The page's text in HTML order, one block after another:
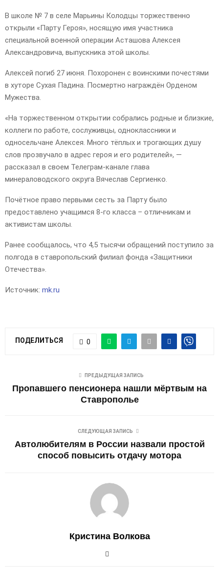
В школе № 7 в селе Марьины Колодцы торжественно
открыли «Парту Героя», носящую имя участника
специальной военной операции Асташова Алексея
Александровича, выпускника этой школы.
Алексей погиб 27 июня. Похоронен с воинскими почестями
в хуторе Сухая Падина. Посмертно награждён Орденом
Мужества.
«На торжественном открытии собрались родные и близкие,
коллеги по работе, сослуживцы, одноклассники и
односельчане Алексея. Много тёплых и трогающих душу
слов прозвучало в адрес героя и его родителей», —
рассказал в своем Телеграм-канале глава
минераловодского округа Вячеслав Сергиенко.
Почётное право первыми сесть за Парту было
предоставлено учащимся 8-го класса – отличникам и
активистам школы.
Ранее сообщалось, что 4,5 тысячи обращений поступило за
полгода в ставропольский филиал фонда «Защитники
Отечества».
Источник: mk.ru
ПОДЕЛИТЬСЯ 0
ПРЕДЫДУЩАЯ ЗАПИСЬ
Пропавшего пенсионера нашли мёртвым на
Ставрополье
СЛЕДУЮЩАЯ ЗАПИСЬ
Автолюбителям в России назвали простой
способ повысить отдачу мотора
Кристина Волкова